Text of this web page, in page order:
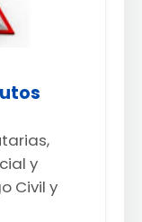
y
Civil y